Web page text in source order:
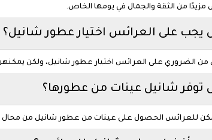
مزيدًا من الثقة والجمال في يومها الخاص.
يجب على العرائس اختيار عطور شانيل؟
من الضروري على العرائس اختيار عطور شانيل، ولكن
توفر شانيل عينات من عطورها؟
للعرائس الحصول على عينات من عطور شانيل من محال